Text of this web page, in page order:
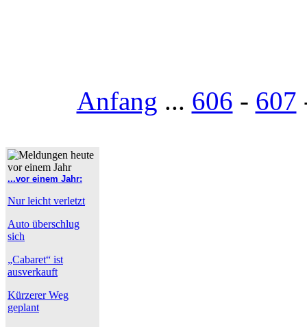
Anfang ... 606 - 607
...vor einem Jahr:
Nur leicht verletzt
Auto überschlug
sich
„Cabaret“ ist
ausverkauft
Kürzerer Weg
geplant